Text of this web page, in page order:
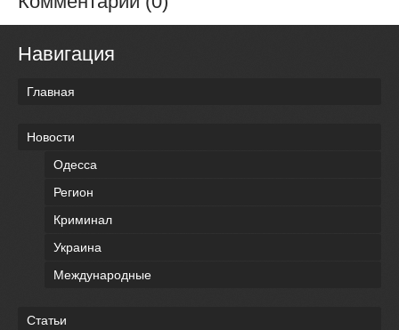
Навигация
Главная
Новости
Одесса
Регион
Криминал
Украина
Международные
Статьи